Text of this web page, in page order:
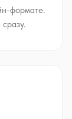
формате.